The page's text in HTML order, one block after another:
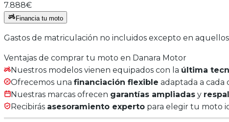
7.888€
Financia tu moto
Gastos de matriculación no incluidos excepto en
Ventajas de comprar tu moto en Danara Motor
Nuestros modelos vienen equipados con la última
Ofrecemos una financiación flexible adaptada a cada
Nuestras marcas ofrecen garantías ampliadas y
Recibirás asesoramiento experto para elegir tu moto